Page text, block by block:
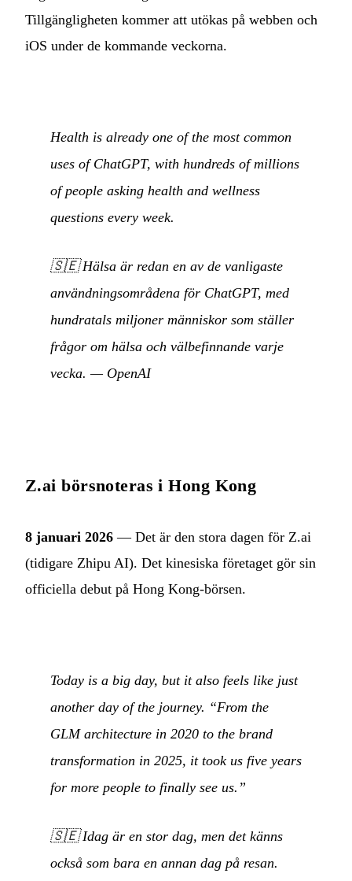
Tillgängligheten kommer att utökas på webben och
iOS under de kommande veckorna.
Health is already one of the most common
uses of ChatGPT, with hundreds of millions
of people asking health and wellness
questions every week.
🇸🇪Hälsa är redan en av de vanligaste
användningsområdena för ChatGPT, med
hundratals miljoner människor som ställer
frågor om hälsa och välbefinnande varje
vecka. — OpenAI
Z.ai börsnoteras i Hong Kong
8 januari 2026 — Det är den stora dagen för Z.ai
(tidigare Zhipu AI). Det kinesiska företaget gör sin
officiella debut på Hong Kong-börsen.
Today is a big day, but it also feels like just
another day of the journey. “From the
GLM architecture in 2020 to the brand
transformation in 2025, it took us five years
for more people to finally see us.”
🇸🇪Idag är en stor dag, men det känns
också som bara en annan dag på resan.